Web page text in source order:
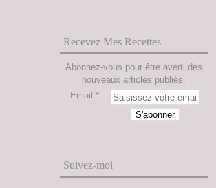
Recevez Mes Recettes
Abonnez-vous pour être averti des
nouveaux articles publiés.
Email
Suivez-moi